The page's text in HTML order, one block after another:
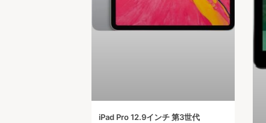
iPad Pro 12.9インチ 第3世代